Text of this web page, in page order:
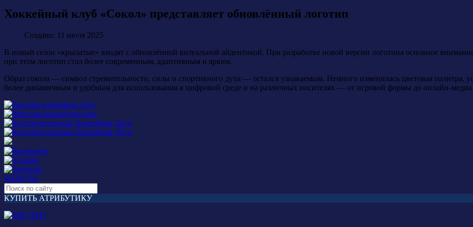
Хоккейный клуб «Сокол» представляет обновлённый логотип
Создано: 11 июля 2025
В новый сезон «крылатые» входят с обновлённой визуальной айдентикой. При разработке новой версии логотипа основное
при этом логотип стал более современным, адаптивным и ярким.
Образ сокола — символ стремительности, силы и спортивного духа — остался узнаваемым. Немного изменилась цветовая палитра,
более динамичным и удобным для использования в цифровой среде и на различных носителях — от игровой формы до онлайн-медиа
БИЛЕТЫ
КУПИТЬ АТРИБУТИКУ